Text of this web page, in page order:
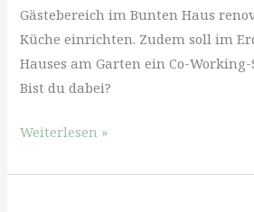
Gästebereich im Bunten Haus
Küche einrichten. Zudem soll im
Hauses am Garten ein Co-Working-
Bist du dabei?
Helferwoche
11.
Weiterlesen »